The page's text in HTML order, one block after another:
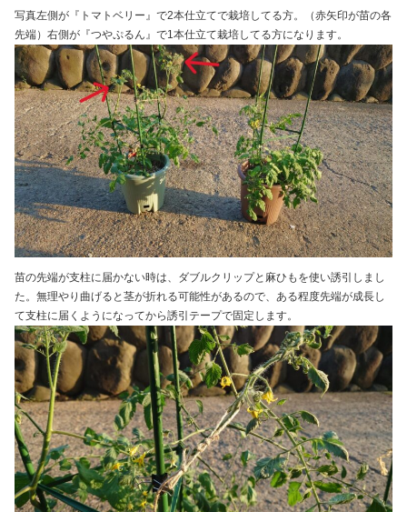
写真左側が『トマトベリー』で2本仕立てで栽培してる方。（赤矢印が苗の各
先端）右側が『つやぷるん』で1本仕立て栽培してる方になります。
苗の先端が支柱に届かない時は、ダブルクリップと麻ひもを使い誘引しまし
た。無理やり曲げると茎が折れる可能性があるので、ある程度先端が成長し
て支柱に届くようになってから誘引テープで固定します。